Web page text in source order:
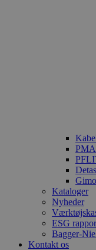
PMA
Kataloger
Nyheder
ESG
Bagger-
Kontakt os